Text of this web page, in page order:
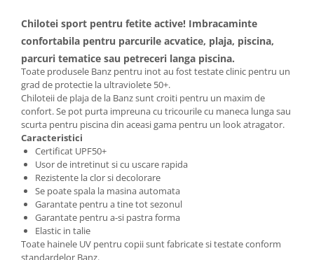
Chilotei sport pentru fetite active! Imbracaminte
confortabila pentru parcurile acvatice, plaja, piscina,
parcuri tematice sau petreceri langa piscina.
Toate produsele Banz pentru inot au fost testate clinic pentru un
grad de protectie la ultraviolete 50+.
Chiloteii de plaja de la Banz sunt croiti pentru un maxim de
confort. Se pot purta impreuna cu tricourile cu maneca lunga sau
scurta pentru piscina din aceasi gama pentru un look atragator.
Caracteristici
Certificat UPF50+
Usor de intretinut si cu uscare rapida
Rezistente la clor si decolorare
Se poate spala la masina automata
Garantate pentru a tine tot sezonul
Garantate pentru a-si pastra forma
Elastic in talie
Toate hainele UV pentru copii sunt fabricate si testate conform
standardelor Banz.